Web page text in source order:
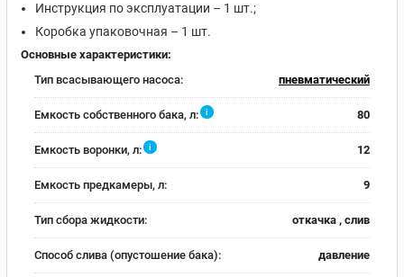
Инструкция по эксплуатации – 1 шт.;
Коробка упаковочная – 1 шт.
Основные характеристики:
Тип всасывающего насоса:
пневматический
Емкость собственного бака, л: i 80
Емкость воронки, л: i 12
Емкость предкамеры, л: 9
Тип сбора жидкости: откачка , слив
Способ слива (опустошение бака): давление